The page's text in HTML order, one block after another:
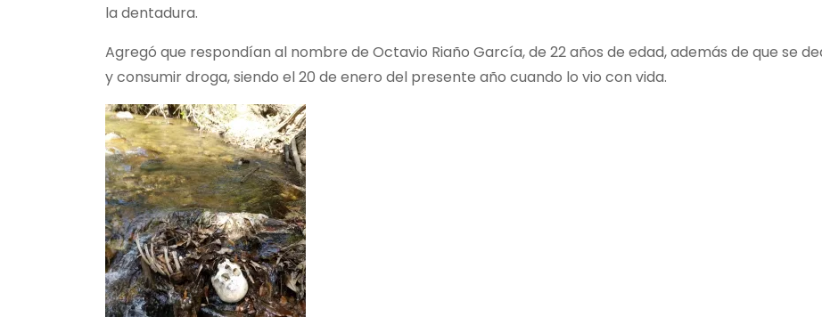
la dentadura.
Agregó que respondían al nombre de Octavio Riaño García, de 22 años de edad, además de que se
y consumir droga, siendo el 20 de enero del presente año cuando lo vio con vida.